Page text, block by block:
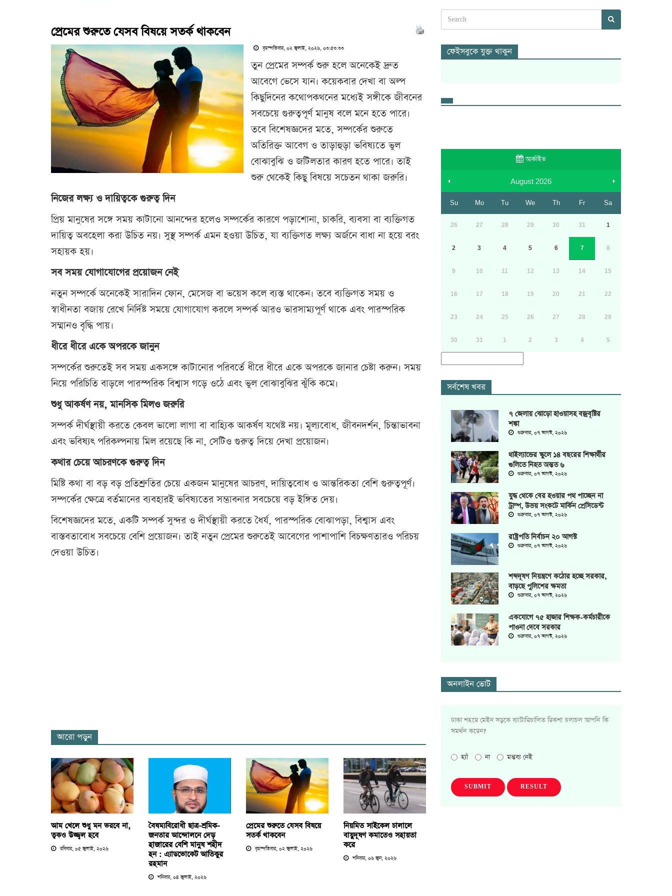
প্রেমের শুরুতে যেসব বিষয়ে সতর্ক থাকবেন
বৃহস্পতিবার, ০২ জুলাই, ২০২৬, ০৩:৫৩:৩৩
তুন প্রেমের সম্পর্ক শুরু হলে অনেকেই দ্রুত
আবেগে ভেসে যান। কয়েকবার দেখা বা অল্প
কিছুদিনের কথোপকথনের মধ্যেই সঙ্গীকে জীবনের
সবচেয়ে গুরুত্বপূর্ণ মানুষ বলে মনে হতে পারে।
তবে বিশেষজ্ঞদের মতে, সম্পর্কের শুরুতে
অতিরিক্ত আবেগ ও তাড়াহুড়া ভবিষ্যতে ভুল
বোঝাবুঝি ও জটিলতার কারণ হতে পারে। তাই
শুরু থেকেই কিছু বিষয়ে সচেতন থাকা জরুরি।
নিজের লক্ষ্য ও দায়িত্বকে গুরুত্ব দিন
প্রিয় মানুষের সঙ্গে সময় কাটানো আনন্দের হলেও সম্পর্কের কারণে পড়াশোনা, চাকরি, ব্যবসা বা ব্যক্তিগত
দায়িত্ব অবহেলা করা উচিত নয়। সুস্থ সম্পর্ক এমন হওয়া উচিত, যা ব্যক্তিগত লক্ষ্য অর্জনে বাধা না হয়ে বরং
সহায়ক হয়।
সব সময় যোগাযোগের প্রয়োজন নেই
নতুন সম্পর্কে অনেকেই সারাদিন ফোন, মেসেজ বা ভয়েস কলে ব্যস্ত থাকেন। তবে ব্যক্তিগত সময় ও
স্বাধীনতা বজায় রেখে নির্দিষ্ট সময়ে যোগাযোগ করলে সম্পর্ক আরও ভারসাম্যপূর্ণ থাকে এবং পারস্পরিক
সম্মানও বৃদ্ধি পায়।
ধীরে ধীরে একে অপরকে জানুন
সম্পর্কের শুরুতেই সব সময় একসঙ্গে কাটানোর পরিবর্তে ধীরে ধীরে একে অপরকে জানার চেষ্টা করুন। সময়
নিয়ে পরিচিতি বাড়লে পারস্পরিক বিশ্বাস গড়ে ওঠে এবং ভুল বোঝাবুঝির ঝুঁকি কমে।
শুধু আকর্ষণ নয়, মানসিক মিলও জরুরি
সম্পর্ক দীর্ঘস্থায়ী করতে কেবল ভালো লাগা বা বাহ্যিক আকর্ষণ যথেষ্ট নয়। মূল্যবোধ, জীবনদর্শন, চিন্তাভাবনা
এবং ভবিষ্যৎ পরিকল্পনায় মিল রয়েছে কি না, সেটিও গুরুত্ব দিয়ে দেখা প্রয়োজন।
কথার চেয়ে আচরণকে গুরুত্ব দিন
মিষ্টি কথা বা বড় বড় প্রতিশ্রুতির চেয়ে একজন মানুষের আচরণ, দায়িত্ববোধ ও আন্তরিকতা বেশি গুরুত্বপূর্ণ।
সম্পর্কের ক্ষেত্রে বর্তমানের ব্যবহারই ভবিষ্যতের সম্ভাবনার সবচেয়ে বড় ইঙ্গিত দেয়।
বিশেষজ্ঞদের মতে, একটি সম্পর্ক সুন্দর ও দীর্ঘস্থায়ী করতে ধৈর্য, পারস্পরিক বোঝাপড়া, বিশ্বাস এবং
বাস্তবতাবোধ সবচেয়ে বেশি প্রয়োজন। তাই নতুন প্রেমের শুরুতেই আবেগের পাশাপাশি বিচক্ষণতারও পরিচয়
দেওয়া উচিত।
আরো পড়ুন
আম খেলে শুধু মন ভরবে না,
ত্বকও উজ্জ্বল হবে
রবিবার, ০৫ জুলাই, ২০২৬
বৈষম্যবিরোধী ছাত্র-শ্রমিক-
জনতার আন্দোলনে দেড়
হাজারের বেশি মানুষ শহীদ
হন : এ্যাডভোকেট আতিকুর
রহমান
শনিবার, ০৪ জুলাই, ২০২৬
প্রেমের শুরুতে যেসব বিষয়ে
সতর্ক থাকবেন
বৃহস্পতিবার, ০২ জুলাই, ২০২৬
নিয়মিত সাইকেল চালালে
বায়ুদূষণ কমাতেও সহায়তা
করে
শনিবার, ০৬ জুন, ২০২৬
ফেইসবুকে যুক্ত থাকুন
আর্কাইভ
August 2026
Su Mo Tu We Th Fr Sa
26 27 28 29 30 31 1
2 3 4 5 6 7 8
9 10 11 12 13 14 15
16 17 18 19 20 21 22
23 24 25 26 27 28 29
30 31 1 2 3 4 5
সর্বশেষ খবর
৭ জেলায় ঝোড়ো হাওয়াসহ বজ্রবৃষ্টির
শঙ্কা
শুক্রবার, ০৭ আগস্ট, ২০২৬
থাইল্যান্ডের স্কুলে ১৪ বছরের শিক্ষার্থীর
গুলিতে নিহত অন্তত ৬
শুক্রবার, ০৭ আগস্ট, ২০২৬
যুদ্ধ থেকে বের হওয়ার পথ পাচ্ছেন না
ট্রাম্প, উভয় সংকটে মার্কিন প্রেসিডেন্ট
শুক্রবার, ০৭ আগস্ট, ২০২৬
রাষ্ট্রপতি নির্বাচন ২০ আগস্ট
শুক্রবার, ০৭ আগস্ট, ২০২৬
শব্দদূষণ নিয়ন্ত্রণে কঠোর হচ্ছে সরকার,
বাড়ছে পুলিশের ক্ষমতা
শুক্রবার, ০৭ আগস্ট, ২০২৬
একযোগে ৭৫ হাজার শিক্ষক-কর্মচারীকে
পাওনা দেবে সরকার
শুক্রবার, ০৭ আগস্ট, ২০২৬
অনলাইন ভোট
ঢাকা শহরে মেইন সড়কে ব্যাটারিচালিত রিকশা চলাচল আপনি কি
সমর্থন করেন?
হ্যাঁ না মন্তব্য নেই
SUBMIT RESULT